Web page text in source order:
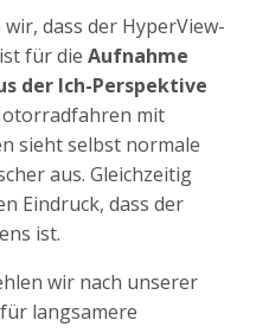
dass der HyperView-
für die Aufnahme
der Ich-Perspektive
mit
sieht selbst normale
aus. Gleichzeitig
Eindruck, dass der
ist.
wir nach unserer
langsamere